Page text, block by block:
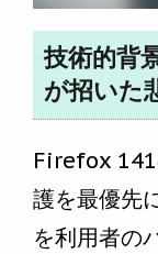
技術的背
が招いた
Firefox 141
護を最優先
を利用者の